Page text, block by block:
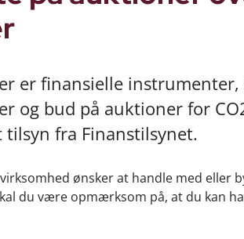
er finansielle
og bud på auktioner for
tilsyn fra Finanstilsynet.
ønsker at handle med eller
du være opmærksom på, at du kan